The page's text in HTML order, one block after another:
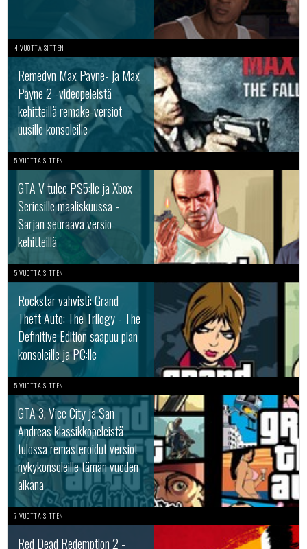
4 VUOTTA SITTEN
Remedyn Max Payne- ja Max
Payne 2 -videopeleistä
kehitteillä remake-versiot
uusille konsoleille
5 VUOTTA SITTEN
GTA V tulee PS5:lle ja Xbox
Seriesille maaliskuussa -
Sarjan seuraava versio
kehitteillä
5 VUOTTA SITTEN
Rockstar vahvisti: Grand
Theft Auto: The Trilogy - The
Definitive Edition saapuu pian
konsoleille ja PC:lle
5 VUOTTA SITTEN
GTA 3, Vice City ja San
Andreas klassikkopeleistä
tulossa remasteroidut versiot
nykykonsoleille tämän vuoden
aikana
7 VUOTTA SITTEN
Red Dead Redemption 2 -